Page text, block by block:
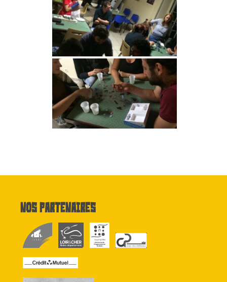
Nos partenaires